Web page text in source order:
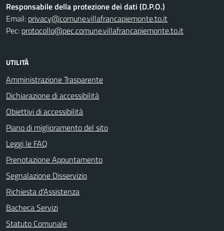
Responsabile della protezione dei dati (D.P.O.)
Email: privacy@comune.villafrancapiemonte.to.it
Pec: protocollo@pec.comune.villafrancapiemonte.to.it
UTILITÀ
Amministrazione Trasparente
Dichiarazione di accessibilità
Obiettivi di accessibilità
Piano di miglioramento del sito
Leggi le FAQ
Prenotazione Appuntamento
Segnalazione Disservizio
Richiesta d'Assistenza
Bacheca Servizi
Statuto Comunale